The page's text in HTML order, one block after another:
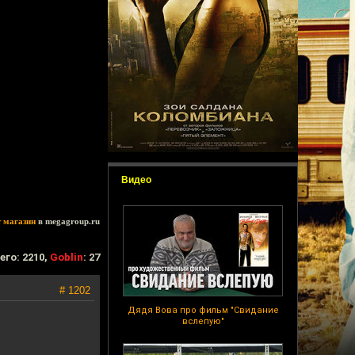
Видео
Дядя Вова про фильм "Свидание
вслепую"
магазин в megagroup.ru
2210, Goblin: 27
# 1202